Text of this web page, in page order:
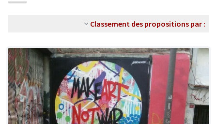
Classement des propositions par :